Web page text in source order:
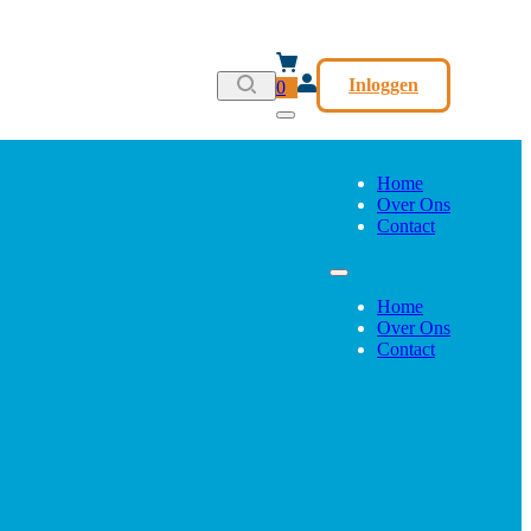
0 Inloggen
Home
Over Ons
Contact
Home
Over Ons
Contact